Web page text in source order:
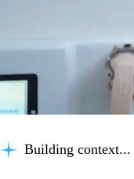
Building context...